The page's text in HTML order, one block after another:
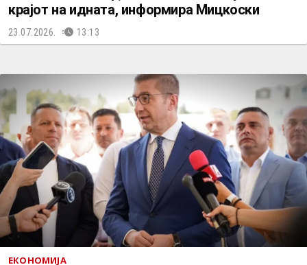
крајот на идната, информира Мицкоски
23.07.2026. 13:13
ЕКОНОМИЈА